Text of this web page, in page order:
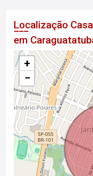
Localização
em
+
−